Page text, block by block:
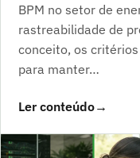
BPM no setor de
rastreabilidade de
conceito, os
para manter…
Ler conteúdo→